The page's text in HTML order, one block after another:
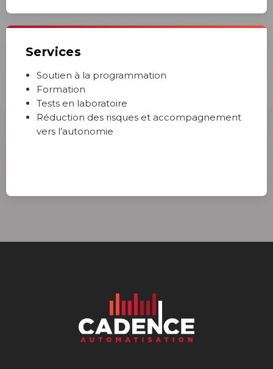
Services
Soutien à la programmation
Formation
Tests en laboratoire
Réduction des risques et accompagnement
vers l’autonomie